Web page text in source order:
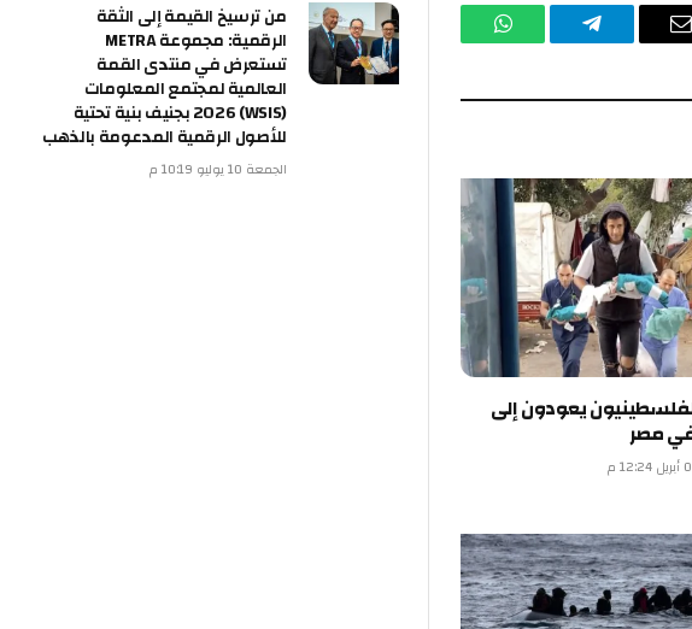
البريد
تيلقرام واتساب
يعودون إلى
في مصر
من ترسيخ القيمة إلى الثقة
الرقمية: مجموعة METRA
تستعرض في منتدى القمة
العالمية لمجتمع المعلومات
(WSIS) 2026 بجنيف بنية تحتية
للأصول الرقمية المدعومة بالذهب
الجمعة 10 يوليو 10:19 م